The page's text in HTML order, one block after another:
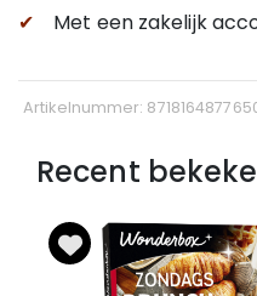
✔
Met een zakelijk
Artikelnummer:
Recent